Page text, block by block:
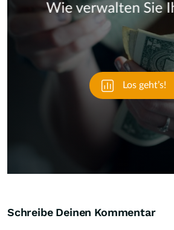
Schreibe Deinen Kommentar